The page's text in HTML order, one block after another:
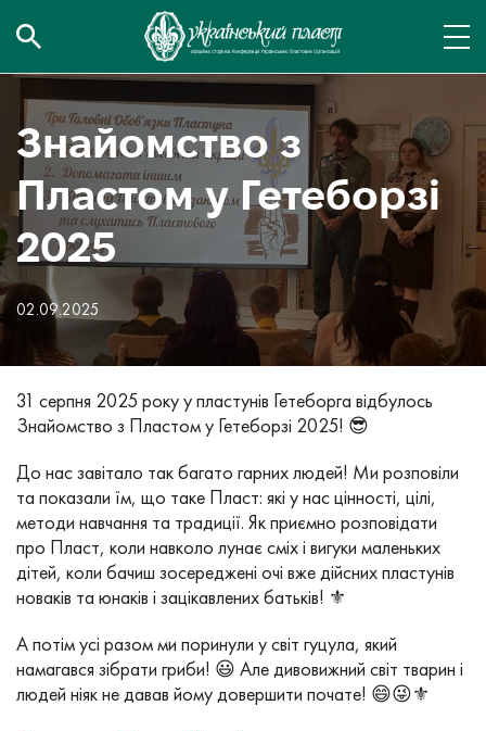
Знайомство з
Пластом у Гетеборзі
2025
02.09.2025
31 серпня 2025 року у пластунів Гетеборга відбулось
Знайомство з Пластом у Гетеборзі 2025! 😎
До нас завітало так багато гарних людей! Ми розповіли
та показали їм, що таке Пласт: які у нас цінності, цілі,
методи навчання та традиції. Як приємно розповідати
про Пласт, коли навколо лунає сміх і вигуки маленьких
дітей, коли бачиш зосереджені очі вже дійсних пластунів
новаків та юнаків і зацікавлених батьків! ⚜️
А потім усі разом ми поринули у світ гуцула, який
намагався зібрати гриби! 😃 Але дивовижний світ тварин і
людей ніяк не давав йому довершити почате! 😄😜⚜️